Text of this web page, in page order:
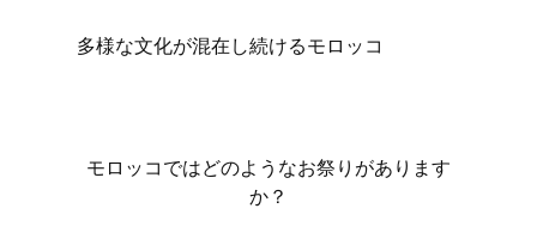
多様な文化が混在し続けるモロッコ
モロッコではどのようなお祭りがあります
か？